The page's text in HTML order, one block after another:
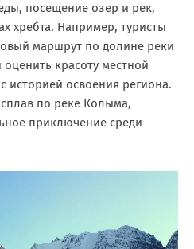
посещение озер и рек,
хребта. Например, туристы
маршрут по долине реки
красоту местной
историей освоения региона.
по реке Колыма,
приключение среди